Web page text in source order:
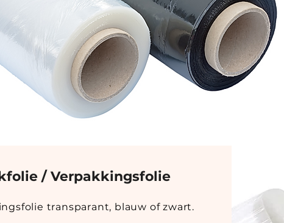
/ Verpakkingsfolie
transparant, blauw of zwart.